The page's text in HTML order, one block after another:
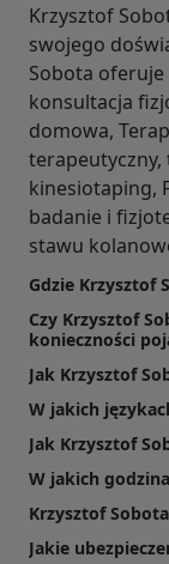
Krzysztof
swojego
Sobota oferuje
konsultacja
domowa,
kinesiotaping,
badanie i
stawu
Gdzie Krzysztof
Czy Krzysztof
konieczności
Jak Krzysztof
W jakich
Jak Krzysztof
W jakich
Krzysztof
Jakie